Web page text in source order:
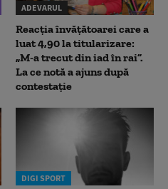
ADEVARUL
Reacția învățătoarei care a
luat 4,90 la titularizare:
„M-a trecut din iad în rai”.
La ce notă a ajuns după
contestație
DIGI SPORT